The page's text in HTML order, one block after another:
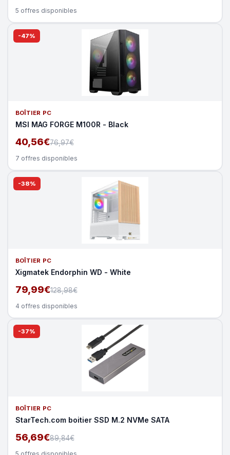
5 offres disponibles
-47%
BOÎTIER PC
MSI MAG FORGE M100R - Black
40,56€76,97€
7 offres disponibles
-38%
BOÎTIER PC
Xigmatek Endorphin WD - White
79,99€128,98€
4 offres disponibles
-37%
BOÎTIER PC
StarTech.com boitier SSD M.2 NVMe SATA
56,69€89,84€
5 offres disponibles